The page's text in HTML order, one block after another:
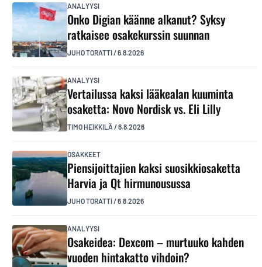
ANALYYSI
Onko Digian käänne alkanut? Syksy
ratkaisee osakekurssin suunnan
JUHO TORATTI/6.8.2026
ANALYYSI
Vertailussa kaksi lääkealan kuuminta
osaketta: Novo Nordisk vs. Eli Lilly
TIMO HEIKKILÄ /6.8.2026
OSAKKEET
Piensijoittajien kaksi suosikkiosaketta
Harvia ja Qt hirmunousussa
JUHO TORATTI/6.8.2026
ANALYYSI
Osakeidea: Dexcom – murtuuko kahden
vuoden hintakatto vihdoin?